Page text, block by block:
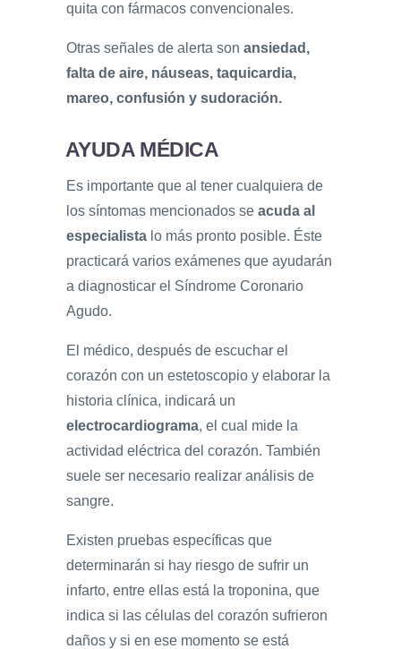
quita con fármacos convencionales.
Otras señales de alerta son ansiedad,
falta de aire, náuseas, taquicardia,
mareo, confusión y sudoración.
AYUDA MÉDICA
Es importante que al tener cualquiera de
los síntomas mencionados se acuda al
especialista lo más pronto posible. Éste
practicará varios exámenes que ayudarán
a diagnosticar el Síndrome Coronario
Agudo.
El médico, después de escuchar el
corazón con un estetoscopio y elaborar la
historia clínica, indicará un
electrocardiograma, el cual mide la
actividad eléctrica del corazón. También
suele ser necesario realizar análisis de
sangre.
Existen pruebas específicas que
determinarán si hay riesgo de sufrir un
infarto, entre ellas está la troponina, que
indica si las células del corazón sufrieron
daños y si en ese momento se está